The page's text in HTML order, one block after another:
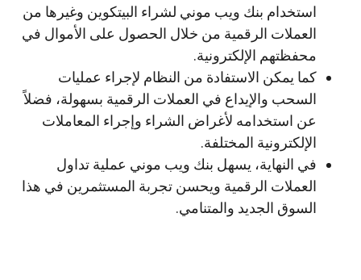
استخدام بنك ويب موني لشراء البيتكوين وغيرها من
العملات الرقمية من خلال الحصول على الأموال في
محفظتهم الإلكترونية.
كما يمكن الاستفادة من النظام لإجراء عمليات
السحب والإيداع في العملات الرقمية بسهولة، فضلاً
عن استخدامه لأغراض الشراء وإجراء المعاملات
الإلكترونية المختلفة.
في النهاية، يسهل بنك ويب موني عملية تداول
العملات الرقمية ويحسن تجربة المستثمرين في هذا
السوق الجديد والمتنامي.